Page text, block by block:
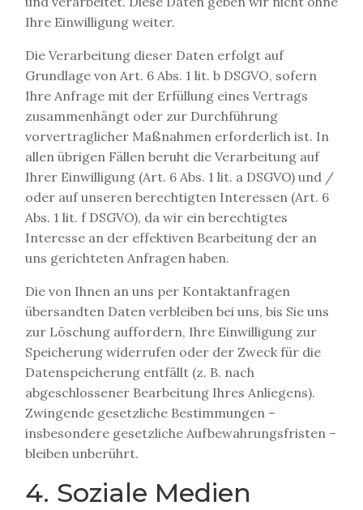
Ihre Einwilligung weiter.
Die Verarbeitung dieser Daten erfolgt auf
Grundlage von Art. 6 Abs. 1 lit. b DSGVO, sofern
Ihre Anfrage mit der Erfüllung eines Vertrags
zusammenhängt oder zur Durchführung
vorvertraglicher Maßnahmen erforderlich ist. In
allen übrigen Fällen beruht die Verarbeitung auf
Ihrer Einwilligung (Art. 6 Abs. 1 lit. a DSGVO) und /
oder auf unseren berechtigten Interessen (Art. 6
Abs. 1 lit. f DSGVO), da wir ein berechtigtes
Interesse an der effektiven Bearbeitung der an
uns gerichteten Anfragen haben.
Die von Ihnen an uns per Kontaktanfragen
übersandten Daten verbleiben bei uns, bis Sie uns
zur Löschung auffordern, Ihre Einwilligung zur
Speicherung widerrufen oder der Zweck für die
Datenspeicherung entfällt (z. B. nach
abgeschlossener Bearbeitung Ihres Anliegens).
Zwingende gesetzliche Bestimmungen –
insbesondere gesetzliche Aufbewahrungsfristen –
bleiben unberührt.
4. Soziale Medien